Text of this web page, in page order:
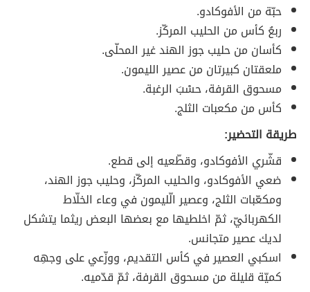
حبّة من الأفوكادو.
ربعُ كأس من الحليب المركّز.
كأسان من حليب جوز الهند غير المحلّى.
ملعقتان كبيرتان من عصير الليمون.
مسحوق القرفة، حسْبَ الرغبة.
كأس من مكعبات الثلج.
طريقة التحضير:
قشّري الأفوكادو، وقطّعيه إلى قطع.
ضعي الأفوكادو، والحليب المركّز، وحليب جوز الهند،
ومكعّبات الثلج، وعصير الّليمون في وعاء الخلّاط
الكهربائيّ، ثمّ اخلطيها مع بعضها البعض ريثما يتشكل
لديك عصير متجانس.
اسكبي العصير في كأس التقديم، ووزّعي على وجهِه
كميّة قليلة من مسحوق القرفة، ثمّ قدّميه.